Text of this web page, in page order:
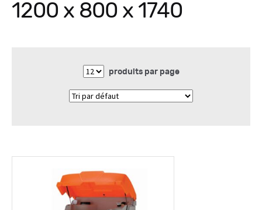
1200 x 800 x 1740
produits par page